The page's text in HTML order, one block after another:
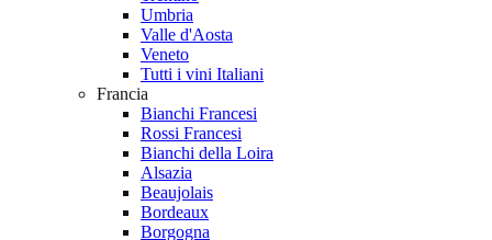
Umbria
Valle d'Aosta
Veneto
Tutti i vini Italiani
Francia
Bianchi Francesi
Rossi Francesi
Bianchi della Loira
Alsazia
Beaujolais
Bordeaux
Borgogna